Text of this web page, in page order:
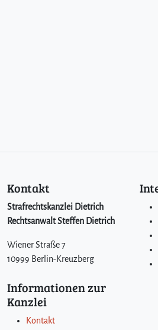
Kontakt
Strafrechtskanzlei Dietrich
Rechtsanwalt Steffen Dietrich
Wiener Straße 7
10999 Berlin-Kreuzberg
Informationen zur
Kanzlei
Kontakt